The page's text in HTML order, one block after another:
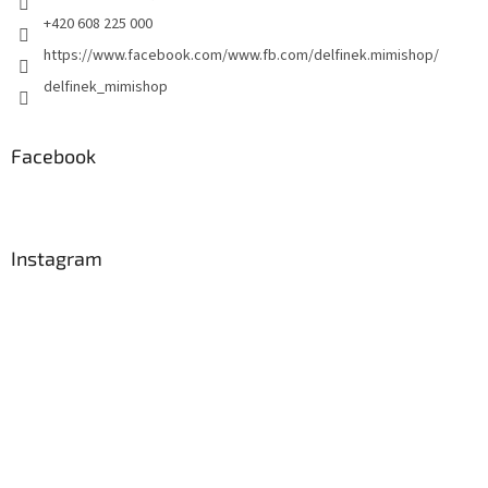
ý
+420 608 225 000
https://www.facebook.com/www.fb.com/delfinek.mimishop/
delfinek_mimishop
Facebook
Instagram